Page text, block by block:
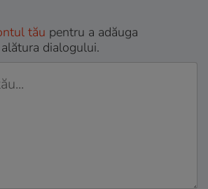
tău pentru a adăuga
dialogului.